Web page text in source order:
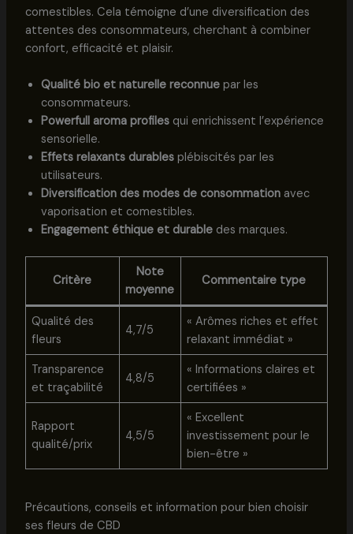
comestibles. Cela témoigne d’une diversification des
attentes des consommateurs, cherchant à combiner
confort, efficacité et plaisir.
Qualité bio et naturelle reconnuepar les
consommateurs.
Powerfull aroma profilesqui enrichissent l’expérience
sensorielle.
Effets relaxants durablesplébiscités par les
utilisateurs.
Diversification des modes de consommationavec
vaporisation et comestibles.
Engagement éthique et durabledes marques.
Critère
Note
moyenne
Commentaire type
Qualité des
fleurs
4,7/5
« Arômes riches et effet
relaxant immédiat »
Transparence
et traçabilité
4,8/5
« Informations claires et
certifiées »
Rapport
qualité/prix
4,5/5
« Excellent
investissement pour le
bien-être »
Précautions, conseils et information pour bien choisir
ses fleurs de CBD